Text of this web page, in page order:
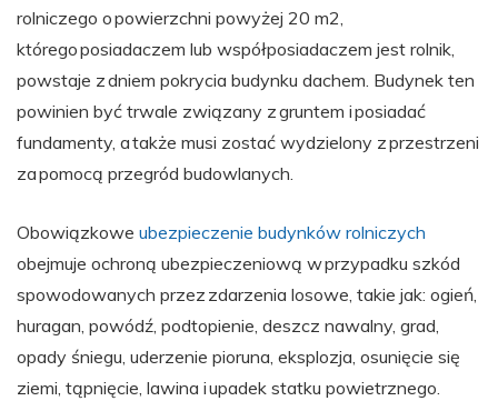
rolniczego o powierzchni powyżej 20 m2,
którego posiadaczem lub współposiadaczem jest rolnik,
powstaje z dniem pokrycia budynku dachem. Budynek ten
powinien być trwale związany z gruntem i posiadać
fundamenty, a także musi zostać wydzielony z przestrzeni
za pomocą przegród budowlanych.
Obowiązkowe ubezpieczenie budynków rolniczych
obejmuje ochroną ubezpieczeniową w przypadku szkód
spowodowanych przez zdarzenia losowe, takie jak: ogień,
huragan, powódź, podtopienie, deszcz nawalny, grad,
opady śniegu, uderzenie pioruna, eksplozja, osunięcie się
ziemi, tąpnięcie, lawina i upadek statku powietrznego.